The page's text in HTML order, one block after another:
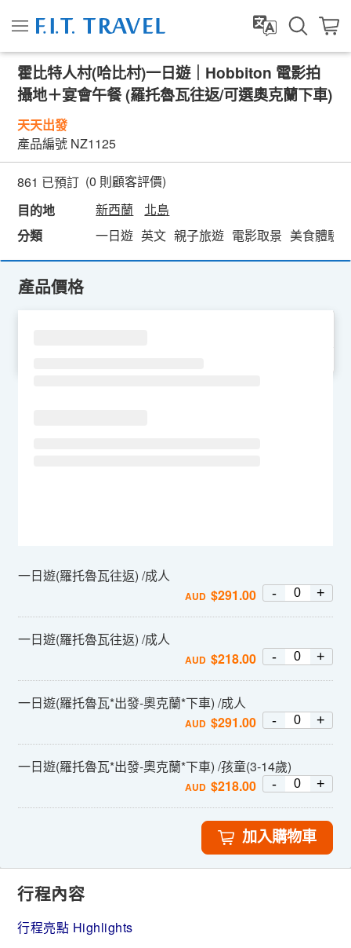
霍比特人村(哈比村)一日遊｜Hobbiton 電影拍
攝地＋宴會午餐 (羅托魯瓦往返/可選奧克蘭下車)
天天出發
產品編號 NZ1125
861 已預訂 (0 則顧客評價)
目的地
新西蘭
北島
分類
一日遊 英文 親子旅遊 電影取景 美食體驗
產品價格
一日遊(羅托魯瓦往返) /成人
AUD $291.00 - +
一日遊(羅托魯瓦往返) /成人
AUD $218.00 - +
一日遊(羅托魯瓦*出發-奧克蘭*下車) /成人
AUD $291.00 - +
一日遊(羅托魯瓦*出發-奧克蘭*下車) /孩童(3-14歲)
AUD $218.00 - +
加入購物車
行程內容
行程亮點 Highlights